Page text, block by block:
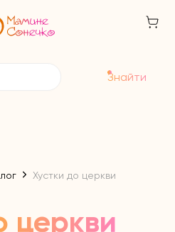
Знайти
Хустки до церкви
церкви